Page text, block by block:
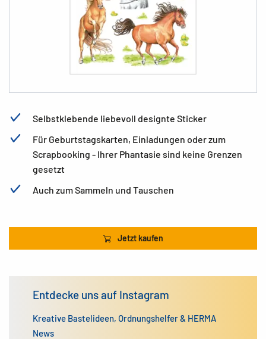
Selbstklebende liebevoll designte Sticker
Für Geburtstagskarten, Einladungen oder zum
Scrapbooking - Ihrer Phantasie sind keine Grenzen
gesetzt
Auch zum Sammeln und Tauschen
Jetzt kaufen
Entdecke uns auf Instagram
Kreative Bastelideen, Ordnungshelfer & HERMA
News